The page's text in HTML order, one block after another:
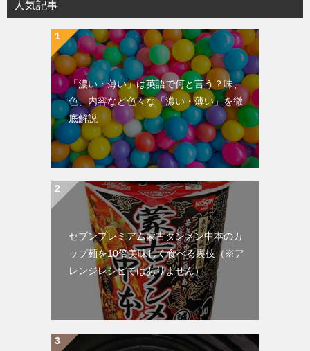
人気記事
「濃い・薄い」は英語で何と言う？味、
色、内容など色々な「濃い・薄い」を徹
底解説
セブンプレミアム蒙古タンメン中本のカ
ップ麺を10倍美味しく食べる裏技（※ア
レンジレシピではありません）